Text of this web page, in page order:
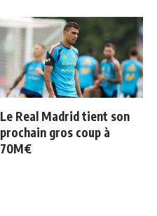
Le Real Madrid tient son
prochain gros coup à
70M€